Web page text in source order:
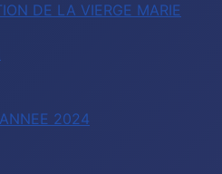
DE LA VIERGE MARIE
2024